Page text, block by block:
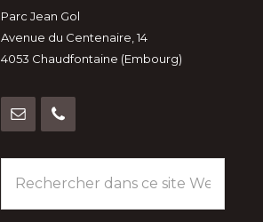
Footer
Parc Jean Gol
Avenue du Centenaire, 14
4053 Chaudfontaine (Embourg)
dans
ce